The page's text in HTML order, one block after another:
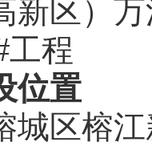
区）万
工程
位置
区榕江